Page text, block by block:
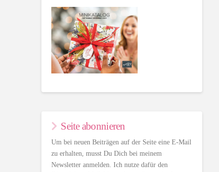
Seite abonnieren
Um bei neuen Beiträgen auf der Seite eine E-Mail
zu erhalten, musst Du Dich bei meinem
Newsletter anmelden. Ich nutze dafür den